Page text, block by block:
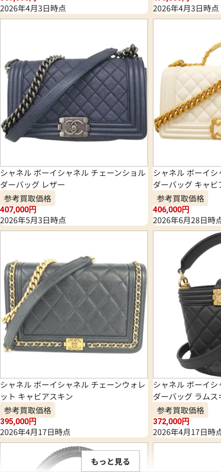
2026年4月3日時点 2026年4月3日時点
シャネル ボーイシャネル チェーンショル
ダーバッグ レザー
参考買取価格
407,000円
2026年5月3日時点
シャネル ボーイ
ダーバッグ キャビ
参考買取価格
406,000円
2026年6月28日時
シャネル ボーイシャネル チェーンウォレ
ット キャビアスキン
参考買取価格
395,000円
2026年4月17日時点
シャネル ボーイ
ダーバッグ ラムス
参考買取価格
372,000円
2026年4月17日時
もっと見る